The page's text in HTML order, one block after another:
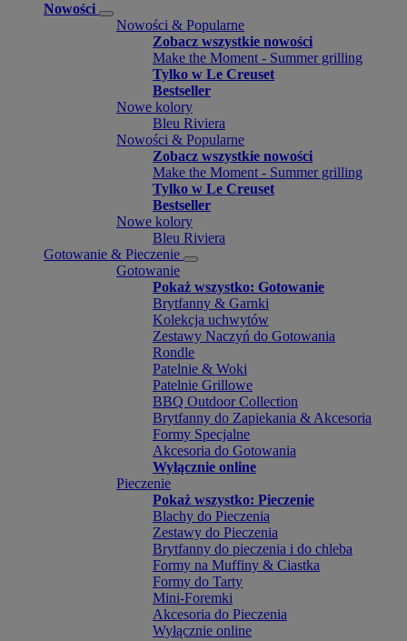
Nowości
Nowości & Popularne
Zobacz wszystkie nowości
Make the Moment - Summer grilling
Tylko w Le Creuset
Bestseller
Nowe kolory
Bleu Riviera
Nowości & Popularne
Zobacz wszystkie nowości
Make the Moment - Summer grilling
Tylko w Le Creuset
Bestseller
Nowe kolory
Bleu Riviera
Gotowanie & Pieczenie
Gotowanie
Pokaż wszystko: Gotowanie
Brytfanny & Garnki
Kolekcja uchwytów
Zestawy Naczyń do Gotowania
Rondle
Patelnie & Woki
Patelnie Grillowe
BBQ Outdoor Collection
Brytfanny do Zapiekania & Akcesoria
Formy Specjalne
Akcesoria do Gotowania
Wyłącznie online
Pieczenie
Pokaż wszystko: Pieczenie
Blachy do Pieczenia
Zestawy do Pieczenia
Brytfanny do pieczenia i do chleba
Formy na Muffiny & Ciastka
Formy do Tarty
Mini-Foremki
Akcesoria do Pieczenia
Wyłącznie online